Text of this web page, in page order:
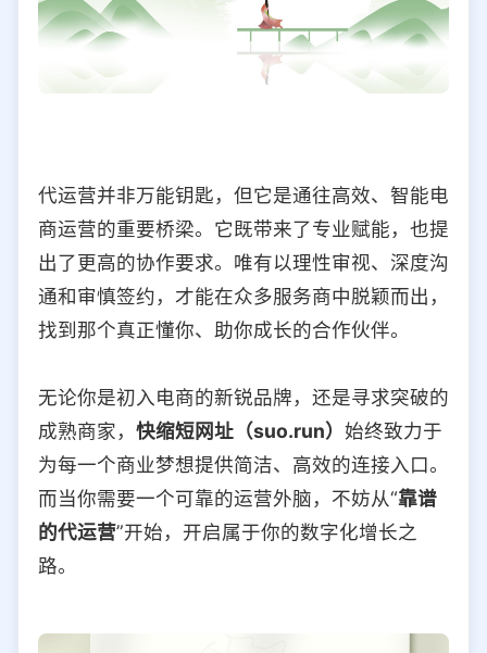
代运营并非万能钥匙，但它是通往高效、智能电
商运营的重要桥梁。它既带来了专业赋能，也提
出了更高的协作要求。唯有以理性审视、深度沟
通和审慎签约，才能在众多服务商中脱颖而出，
找到那个真正懂你、助你成长的合作伙伴。
无论你是初入电商的新锐品牌，还是寻求突破的
成熟商家， 快缩短网址（suo.run） 始终致力于
为每一个商业梦想提供简洁、高效的连接入口。
而当你需要一个可靠的运营外脑，不妨从“靠谱
的代运营”开始，开启属于你的数字化增长之
路。